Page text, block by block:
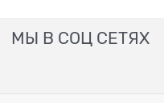
МЫ В СОЦ СЕТЯХ